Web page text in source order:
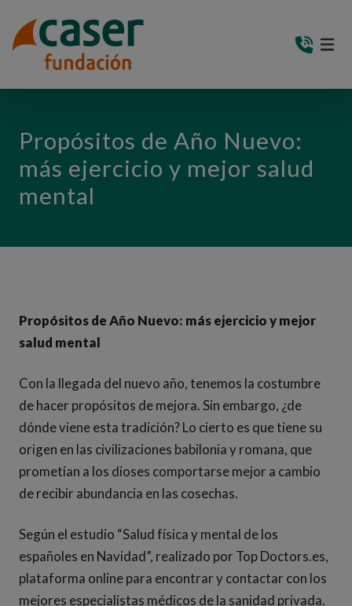
Propósitos de Año Nuevo:
más ejercicio y mejor salud
mental
Propósitos de Año Nuevo: más ejercicio y mejor
salud mental
Con la llegada del nuevo año, tenemos la costumbre
de hacer propósitos de mejora. Sin embargo, ¿de
dónde viene esta tradición? Lo cierto es que tiene su
origen en las civilizaciones babilonia y romana, que
prometían a los dioses comportarse mejor a cambio
de recibir abundancia en las cosechas.
Según el estudio “Salud física y mental de los
españoles en Navidad”, realizado por Top Doctors.es,
plataforma online para encontrar y contactar con los
mejores especialistas médicos de la sanidad privada.